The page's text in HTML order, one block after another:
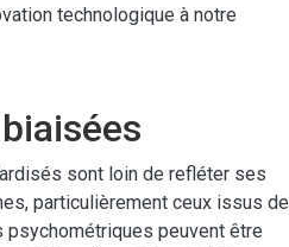
technologique à notre
sont loin de refléter ses
particulièrement ceux issus de
peuvent être